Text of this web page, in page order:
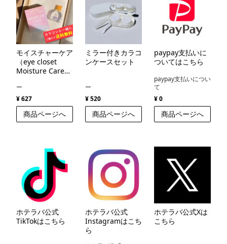
モイスチャーケア
（eye closet
Moisture Care
ー
¥ 627
商品ページへ
ミラー付きカラコ
ンケースセット
ー
¥ 520
商品ページへ
paypay支払いに
ついてはこちら
paypay支払いについ
て
¥ 0
商品ページへ
ホテラバ公式
TikTokはこちら
ホテラバ公式
Instagramはこち
ら
ホテラバ公式Xは
こちら